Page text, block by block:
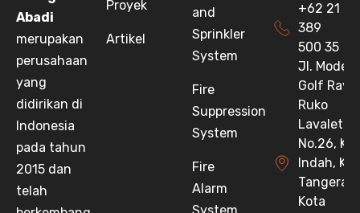
Abadi
merupakan
perusahaan
yang
didirikan di
Indonesia
pada tahun
2015 dan
telah
Proyek
Artikel
and
Sprinkler
System
Fire
Suppression
System
Fire
Alarm
System
+62 21
389
500 35
Jl. Modern
Golf Raya
Ruko
Lavaletta
No.26, Klp.
Indah,
Kota